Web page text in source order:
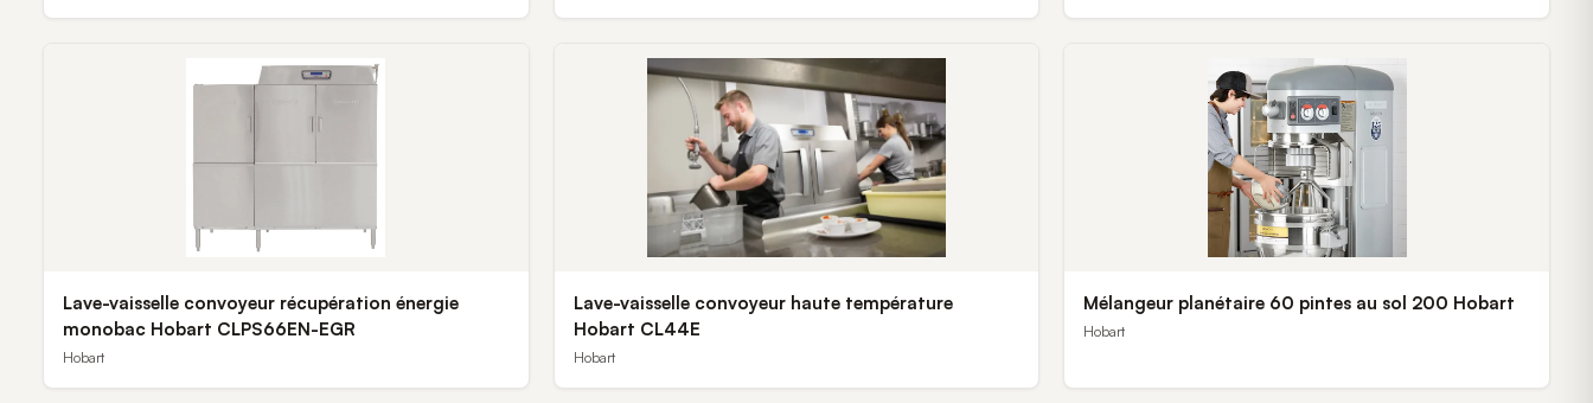
Lave-vaisselle convoyeur récupération énergie
monobac Hobart CLPS66EN-EGR
Hobart
Lave-vaisselle convoyeur haute température
Hobart CL44E
Hobart
Mélangeur planétaire 60 pintes au sol 200 Hobart
Hobart